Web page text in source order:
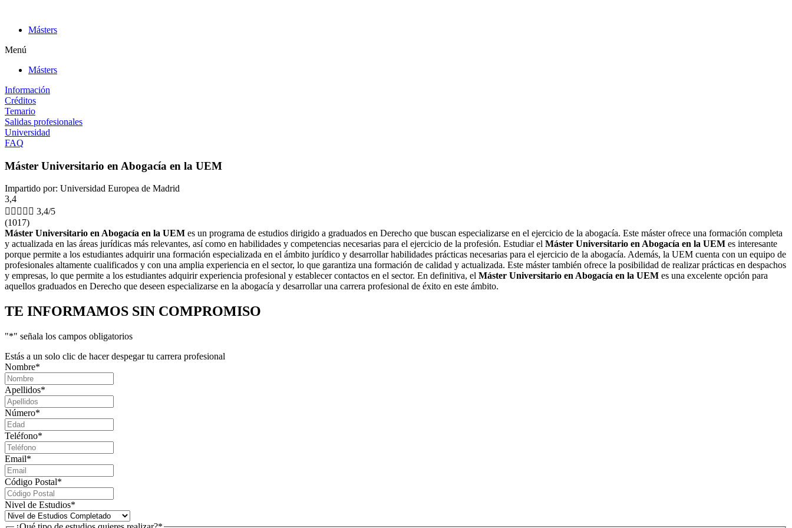
contenidoMásters
Menú
Másters
Información
Créditos
Temario
Salidas profesionales
Universidad
FAQ
Máster Universitario en Abogacía en la UEM
Impartido por: Universidad Europea de Madrid
3,4
     3,4/5
(1017)
Máster Universitario en Abogacía en la UEM es un programa de estudios dirigido a graduados en Derecho que buscan especializarse en el ejercicio de la abogacía. Este máster ofrece una formación completa
y actualizada en las áreas jurídicas más relevantes, así como en habilidades y competencias necesarias para el ejercicio de la profesión. Estudiar el Máster Universitario en Abogacía en la UEM es interesante
porque permite a los estudiantes adquirir una formación especializada en el ámbito jurídico y desarrollar habilidades prácticas necesarias para el ejercicio de la abogacía. Además, la UEM cuenta con un equipo de
profesionales altamente cualificados y con una amplia experiencia en el sector, lo que garantiza una formación de calidad y actualizada. Este máster también ofrece la posibilidad de realizar prácticas en despachos
y empresas, lo que permite a los estudiantes adquirir experiencia profesional y establecer contactos en el sector. En definitiva, el Máster Universitario en Abogacía en la UEM es una excelente opción para
aquellos graduados en Derecho que deseen especializarse en la abogacía y desarrollar una carrera profesional de éxito en este ámbito.
TE INFORMAMOS SIN COMPROMISO
"*" señala los campos obligatorios
Estás a un solo clic de hacer despegar tu carrera profesional
Nombre*
Apellidos*
Número*
Teléfono*
Email*
Código Postal*
Nivel de Estudios*